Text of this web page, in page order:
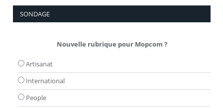
SONDAGE
Nouvelle rubrique pour Mopcom ?
Artisanat
International
People